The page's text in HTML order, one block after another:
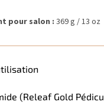
pour salon : 369 g / 13 oz
(Releaf Gold